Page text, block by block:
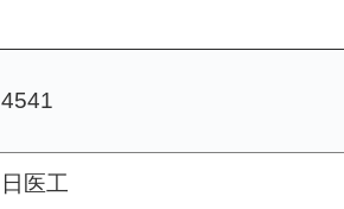
4541
日医工